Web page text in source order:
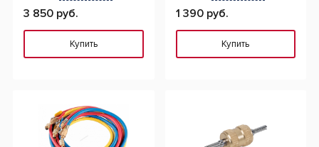
3 850 руб.
Купить
1 390 руб.
Купить